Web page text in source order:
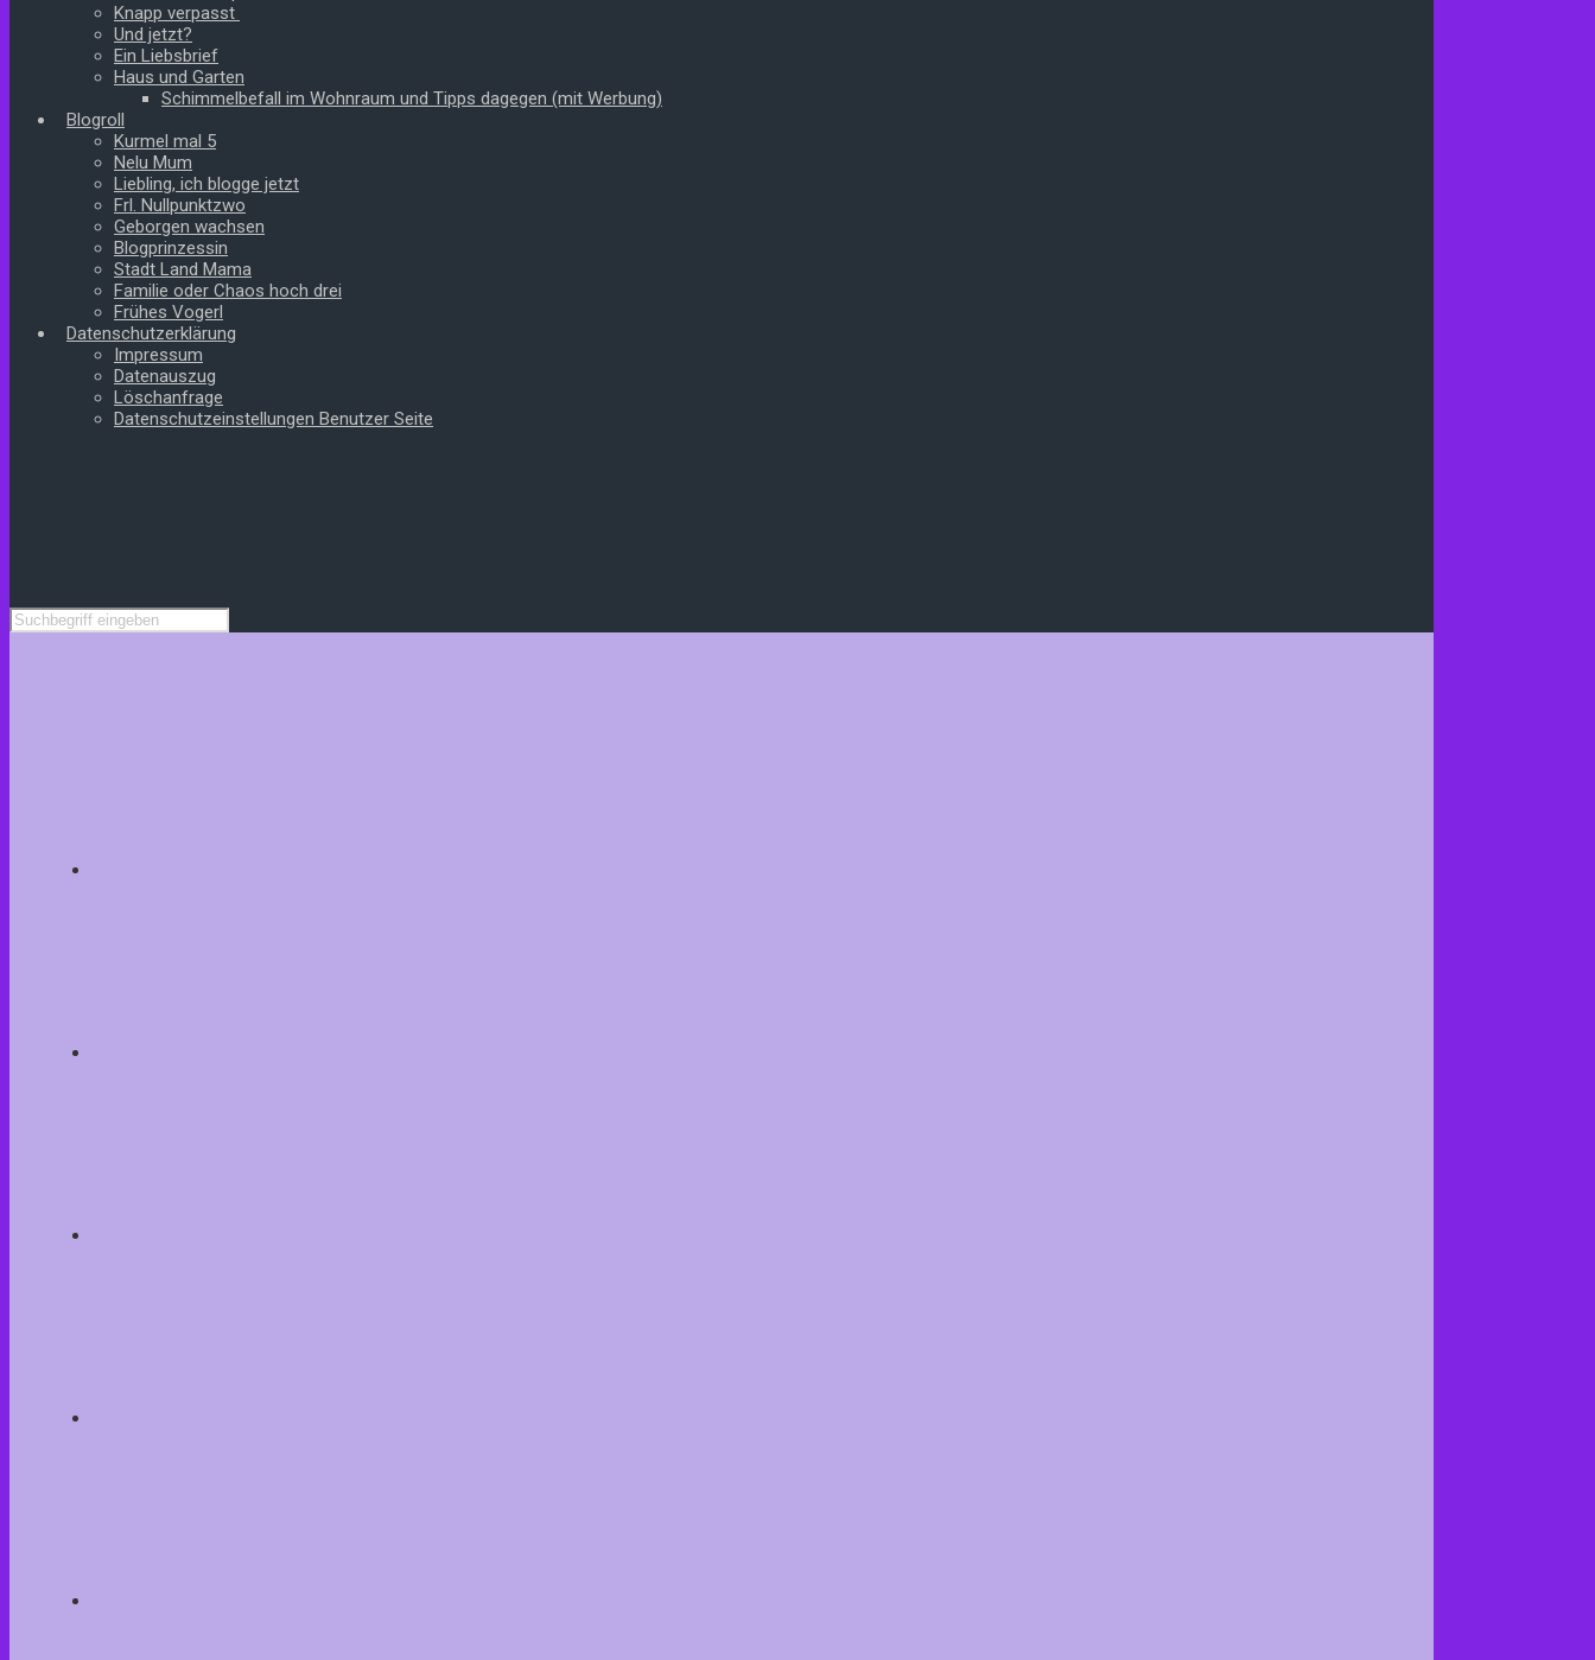
Knapp verpasst
Und jetzt?
Ein Liebsbrief
Haus und Garten
Schimmelbefall im Wohnraum und Tipps dagegen (mit Werbung)
Blogroll
Kurmel mal 5
Nelu Mum
Liebling, ich blogge jetzt
Frl. Nullpunktzwo
Geborgen wachsen
Blogprinzessin
Stadt Land Mama
Familie oder Chaos hoch drei
Frühes Vogerl
Datenschutzerklärung
Impressum
Datenauszug
Löschanfrage
Datenschutzeinstellungen Benutzer Seite